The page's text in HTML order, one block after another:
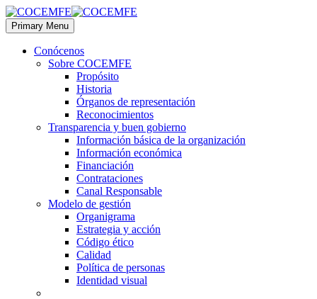
Primary Menu
Conócenos
Sobre COCEMFE
Propósito
Historia
Órganos de representación
Reconocimientos
Transparencia y buen gobierno
Información básica de la organización
Información económica
Financiación
Contrataciones
Canal Responsable
Modelo de gestión
Organigrama
Estrategia y acción
Código ético
Calidad
Política de personas
Identidad visual